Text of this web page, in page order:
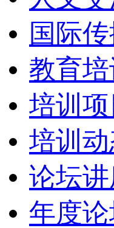
国际
教育培
培训项
培训
论坛
年度